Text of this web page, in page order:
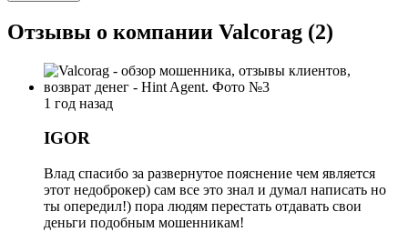
Отзывы о компании Valcorag (2)
1 год назад
IGOR
Влад спасибо за развернутое пояснение чем является
этот недоброкер) сам все это знал и думал написать но
ты опередил!) пора людям перестать отдавать свои
деньги подобным мошенникам!